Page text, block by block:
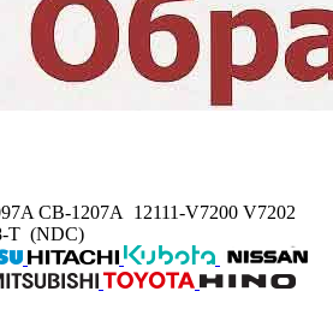
CB-1207A 12111-V7200 V7202
T (NDC)